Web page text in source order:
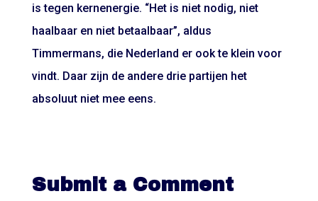
is tegen kernenergie. “Het is niet nodig, niet
haalbaar en niet betaalbaar”, aldus
Timmermans, die Nederland er ook te klein voor
vindt. Daar zijn de andere drie partijen het
absoluut niet mee eens.
Submit a Comment